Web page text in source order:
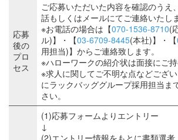
応募
後の
プロ
セス
ご応募いただいた内容を確認のうえ
話もしくはメールにてご連絡いたし
※お電話の場合は【070-1536-8710(
ル)】・【03-6709-8445(本社)】・【
用担当)】からご連絡致します。
※ハローワークの紹介状は面接にご持
※求人に関してご不明な点などござ
にラックバッググループ採用担当ま
さい。
(1)応募フォームよりエントリー
↓
(2)エントリー情報をもとに書類選考